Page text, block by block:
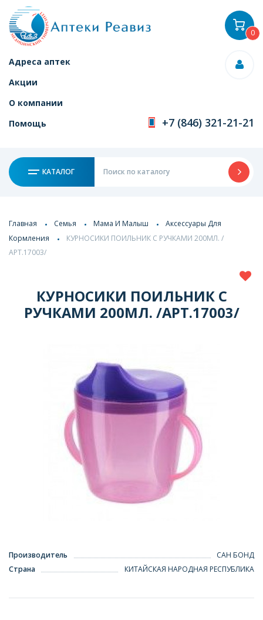
Адреса аптек
Акции
О компании
Помощь
+7 (846) 321-21-21
КАТАЛОГ
0
Главная Семья Мама И Малыш
Аксессуары Для
Кормления
КУРНОСИКИ ПОИЛЬНИК С РУЧКАМИ 200МЛ. /
АРТ.17003/
КУРНОСИКИ ПОИЛЬНИК С
РУЧКАМИ 200МЛ. /АРТ.17003/
Производитель
САН БОНД
Страна
КИТАЙСКАЯ НАРОДНАЯ РЕСПУБЛИКА